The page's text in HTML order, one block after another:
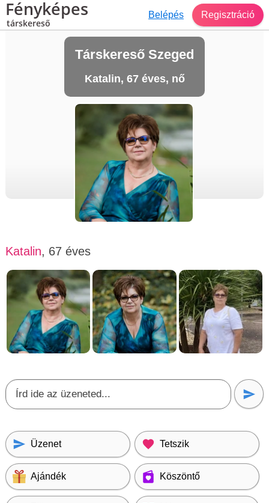
Fényképes
társkereső
Belépés Regisztráció
Társkereső Szeged
Katalin, 67 éves, nő
Katalin, 67 éves
Üzenet Tetszik
Ajándék Köszöntő